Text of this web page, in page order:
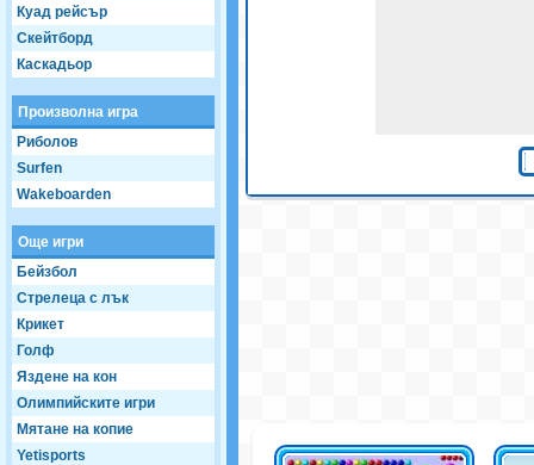
Куад рейсър
Скейтборд
Каскадьор
Произволна игра
Риболов
Surfen
Wakeboarden
Още игри
Бейзбол
Стрелеца с лък
Крикет
Голф
Яздене на кон
Олимпийските игри
Мятане на копие
Yetisports